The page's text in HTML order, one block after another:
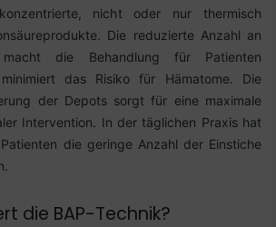
nicht oder nur thermisch
Die reduzierte Anzahl an
macht die Behandlung für Patienten
das Risiko für Hämatome. Die
der Depots sorgt für eine maximale
Intervention. In der täglichen Praxis hat
die geringe Anzahl der Einstiche
die BAP-Technik?